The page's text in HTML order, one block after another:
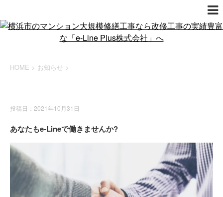
HOME > お知らせ >
投稿日：2021年10月31日
あなたもe-Lineで働きませんか?